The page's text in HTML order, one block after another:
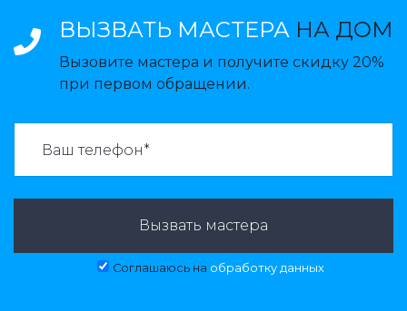
ВЫЗВАТЬ МАСТЕРА НА ДОМ
Вызовите мастера и получите скидку 20%
при первом обращении.
Вызвать мастера
Соглашаюсь на обработку данных